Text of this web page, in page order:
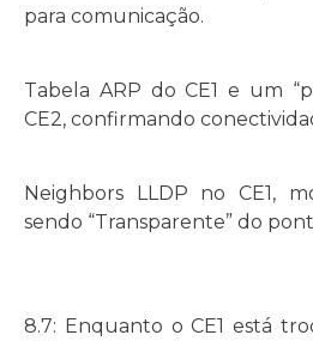
para comunicação.
Tabela ARP do CE1 e um
CE2, confirmando
Neighbors LLDP no CE1,
sendo “Transparente” do
8.7: Enquanto o CE1 está